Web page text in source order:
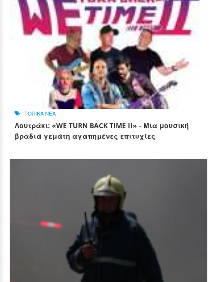
ΤΟΠΙΚΑ ΝΕΑ
Λουτράκι: «WE TURN BACK TIME II» - Μια μουσική
βραδιά γεμάτη αγαπημένες επιτυχίες